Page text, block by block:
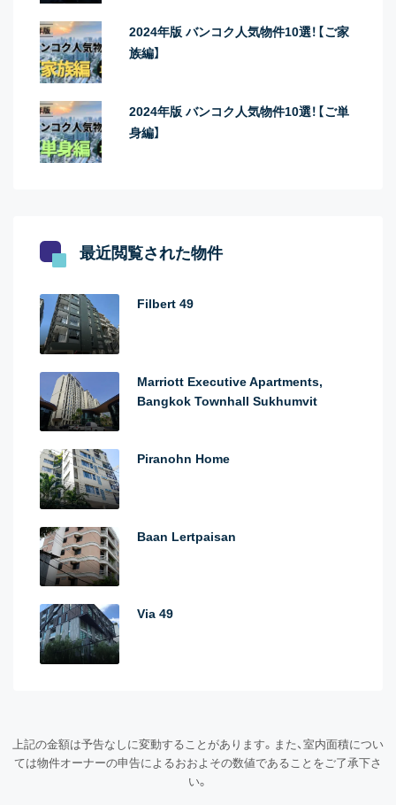
2024年版 バンコク人気物件10選！【ご家
族編】
2024年版 バンコク人気物件10選！【ご単
身編】
最近閲覧された物件
Filbert 49
Marriott Executive Apartments,
Bangkok Townhall Sukhumvit
Piranohn Home
Baan Lertpaisan
Via 49
上記の金額は予告なしに変動することがあります。また、室内面積につい
ては物件オーナーの申告によるおおよその数値であることをご了承下さ
い。